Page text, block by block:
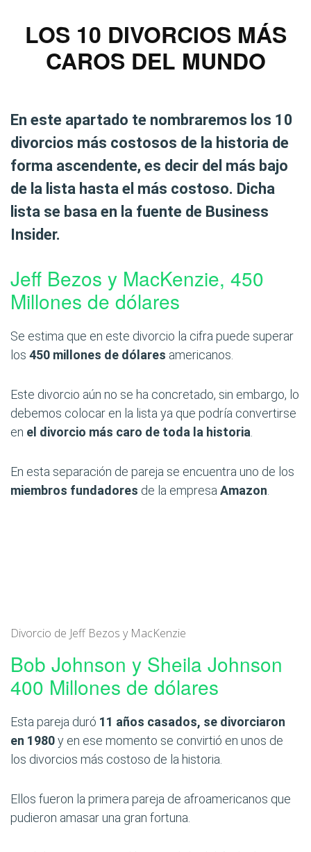
LOS 10 DIVORCIOS MÁS
CAROS DEL MUNDO
En este apartado te nombraremos los 10
divorcios más costosos de la historia de
forma ascendente, es decir del más bajo
de la lista hasta el más costoso. Dicha
lista se basa en la fuente de Business
Insider.
Jeff Bezos y MacKenzie, 450
Millones de dólares
Se estima que en este divorcio la cifra puede superar
los 450 millones de dólares americanos.
Este divorcio aún no se ha concretado, sin embargo, lo
debemos colocar en la lista ya que podría convertirse
en el divorcio más caro de toda la historia
En esta separación de pareja se encuentra uno de los
miembros fundadores de la empresa Amazon
Divorcio de Jeff Bezos y MacKenzie
Bob Johnson y Sheila Johnson
400 Millones de dólares
Esta pareja duró 11 años casados, se divorciaron
en 1980y en ese momento se convirtió en unos de
los divorcios más costoso de la historia.
Ellos fueron la primera pareja de afroamericanos que
pudieron amasar una gran fortuna.